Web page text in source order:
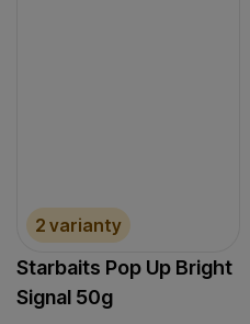
2 varianty
Starbaits Pop Up Bright
Signal 50g